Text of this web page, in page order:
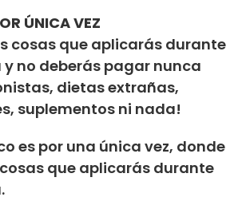
ÚNICA VEZ
cosas que aplicarás durante
no deberás pagar nunca
dietas extrañas,
suplementos ni nada!
es por una única vez, donde
que aplicarás durante